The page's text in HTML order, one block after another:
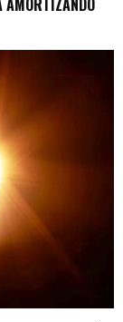
AMORTIZANDO